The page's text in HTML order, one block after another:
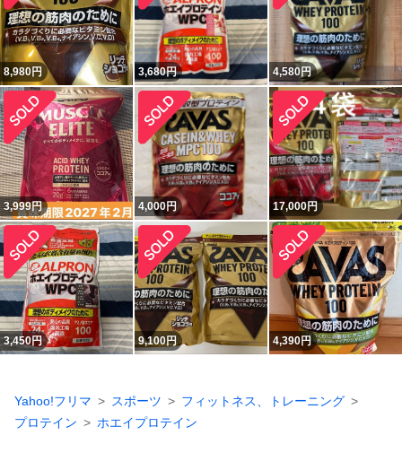
8,980円 3,680円 4,580円
3,999円 4,000円 17,000円
3,450円 9,100円 4,390円
Yahoo!フリマ スポーツ
フィットネス、トレーニング
プロテイン
ホエイプロテイン